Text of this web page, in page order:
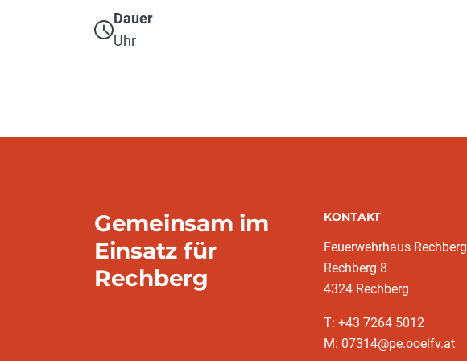
Dauer
Uhr
Gemeinsam im
Einsatz für
Rechberg
KONTAKT
Feuerwehrhaus Rechberg
Rechberg 8
4324 Rechberg
T: +43 7264 5012
M: 07314@pe.ooelfv.at